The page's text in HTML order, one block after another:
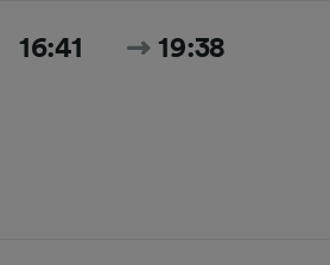
16:41 19:38